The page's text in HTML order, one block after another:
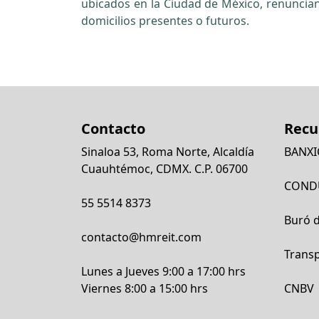
ubicados en la Ciudad de México,
domicilios presentes o futuros.
Contacto
Sinaloa 53, Roma Norte, Alcaldía
Cuauhtémoc, CDMX. C.P. 06700
55 5514 8373
contacto@hmreit.com
Lunes a Jueves 9:00 a 17:00 hrs
Viernes 8:00 a 15:00 hrs
Buró
CNBV